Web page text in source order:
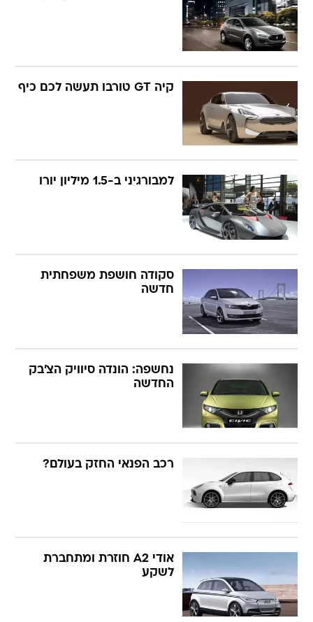
קיה GT טורבו תעשה לכם כיף
למבורגיני ב-1.5 מיליון יורו
סקודה חושפת משפחתית
חדשה
נחשפה: הונדה סיוויק הצ'בק
החדשה
רכב הפנאי החזק בעולם?
אודי A2 חוזרת ומתחברת
לשקע